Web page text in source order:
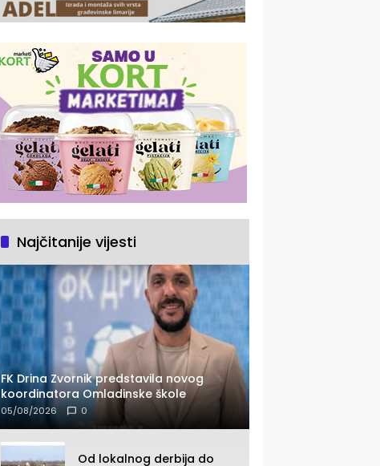
Najčitanije vijesti
FK Drina Zvornik predstavila novog
koordinatora Omladinske škole
05/08/2026 0
Od lokalnog derbija do